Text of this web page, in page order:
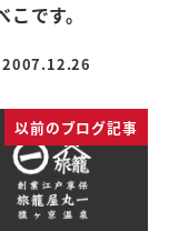
こです。
投稿日
2007.12.26
以前のブログ記事